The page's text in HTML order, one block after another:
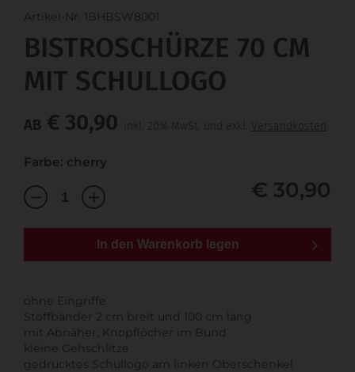
Artikel-Nr. 1BHBSW8001
BISTROSCHÜRZE 70 CM
MIT SCHULLOGO
AB € 30,90 inkl. 20% MwSt. und exkl. Versandkosten
Farbe: cherry
€ 30,90
In den Warenkorb legen
ohne Eingriffe
Stoffbänder 2 cm breit und 100 cm lang
mit Abnäher, Knopflöcher im Bund
kleine Gehschlitze
gedrucktes Schullogo am linken Oberschenkel